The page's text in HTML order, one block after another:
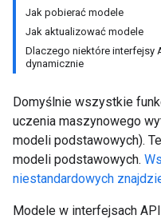
Jak pobierać modele
Jak aktualizować modele
Dlaczego niektóre interfejsy
dynamicznie
Domyślnie wszystkie
uczenia maszynowego
modeli podstawowych).
modeli podstawowych.
niestandardowych
Modele w interfejsach